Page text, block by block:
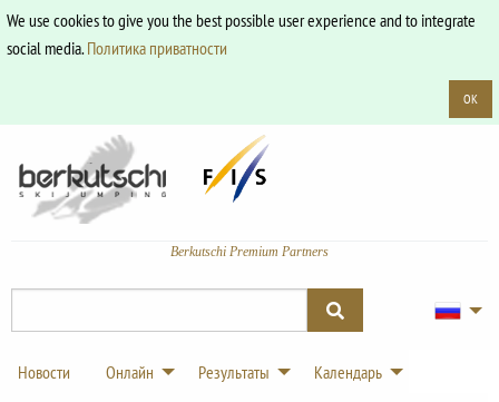
We use cookies to give you the best possible user experience and to integrate
social media.Политика приватности
OK
Berkutschi Premium Partners
Новости Онлайн Результаты
Календарь